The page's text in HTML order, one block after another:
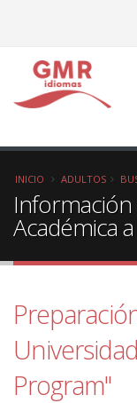
INICIO ADULTOS
Académica
Program"